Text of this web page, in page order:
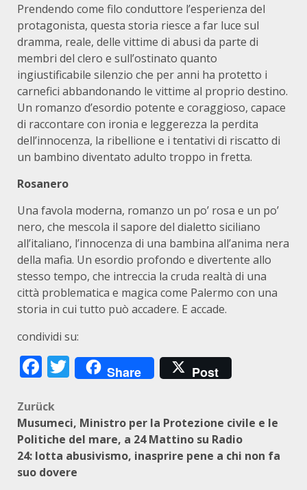
Prendendo come filo conduttore l’esperienza del
protagonista, questa storia riesce a far luce sul
dramma, reale, delle vittime di abusi da parte di
membri del clero e sull’ostinato quanto
ingiustificabile silenzio che per anni ha protetto i
carnefici abbandonando le vittime al proprio destino.
Un romanzo d’esordio potente e coraggioso, capace
di raccontare con ironia e leggerezza la perdita
dell’innocenza, la ribellione e i tentativi di riscatto di
un bambino diventato adulto troppo in fretta.
Rosanero
Una favola moderna, romanzo un po’ rosa e un po’
nero, che mescola il sapore del dialetto siciliano
all’italiano, l’innocenza di una bambina all’anima nera
della mafia. Un esordio profondo e divertente allo
stesso tempo, che intreccia la cruda realtà di una
città problematica e magica come Palermo con una
storia in cui tutto può accadere. E accade.
condividi su:
Facebook
Twitter
Share Post
Beitragsnavigation
Zurück
Musumeci, Ministro per la Protezione civile e le
Politiche del mare, a 24 Mattino su Radio
24: lotta abusivismo, inasprire pene a chi non fa
suo dovere